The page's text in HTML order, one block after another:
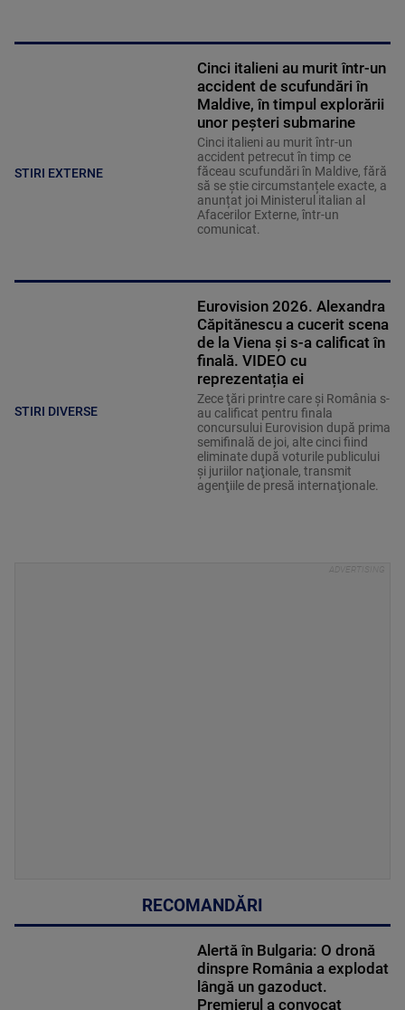
STIRI EXTERNE
Cinci italieni au murit într-un
accident de scufundări în
Maldive, în timpul explorării
unor peșteri submarine
Cinci italieni au murit într-un
accident petrecut în timp ce
făceau scufundări în Maldive, fără
să se știe circumstanțele exacte, a
anunțat joi Ministerul italian al
Afacerilor Externe, într-un
comunicat.
STIRI DIVERSE
Eurovision 2026. Alexandra
Căpitănescu a cucerit scena
de la Viena şi s-a calificat în
finală. VIDEO cu
reprezentația ei
Zece ţări printre care şi România s-
au calificat pentru finala
concursului Eurovision după prima
semifinală de joi, alte cinci fiind
eliminate după voturile publicului
şi juriilor naţionale, transmit
agenţiile de presă internaţionale.
RECOMANDĂRI
Alertă în Bulgaria: O dronă
dinspre România a explodat
lângă un gazoduct.
Premierul a convocat